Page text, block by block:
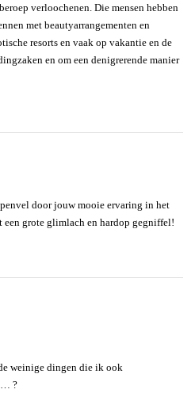
verloochenen. Die mensen hebben
met beautyarrangementen en
resorts en vaak op vakantie en de
en om een denigrerende manier
door jouw mooie ervaring in het
een grote glimlach en hardop gegniffel!
weinige dingen die ik ook
?